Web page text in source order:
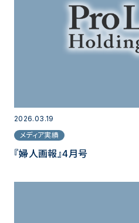
2026.03.19
メディア実績
『婦人画報』4月号